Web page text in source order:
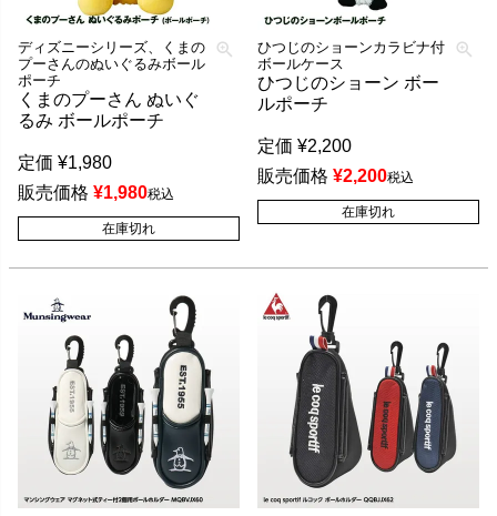
ディズニーシリーズ、くまの
プーさんのぬいぐるみボール
ポーチ
くまのプーさん ぬいぐ
るみ ボールポーチ
定価 ¥1,980
販売価格 ¥1,980税込
在庫切れ
ひつじのショーンカラビナ付
ボールケース
ひつじのショーン ボー
ルポーチ
定価 ¥2,200
販売価格 ¥2,200税込
在庫切れ